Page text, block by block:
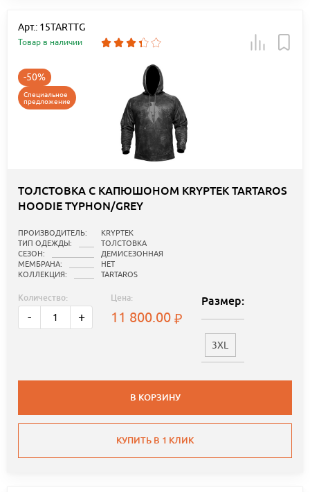
Арт.: 15TARTTG
Товар в наличии
-50%
Специальное
предложение
ТОЛСТОВКА С КАПЮШОНОМ KRYPTEK TARTAROS
HOODIE TYPHON/GREY
ПРОИЗВОДИТЕЛЬ:
KRYPTEK
ТИП ОДЕЖДЫ:
ТОЛСТОВКА
СЕЗОН:
ДЕМИСЕЗОННАЯ
МЕМБРАНА:
НЕТ
КОЛЛЕКЦИЯ:
TARTAROS
Количество:
- +
Цена:
11 800.00
Размер:
3XL
В КОРЗИНУ
КУПИТЬ В 1 КЛИК